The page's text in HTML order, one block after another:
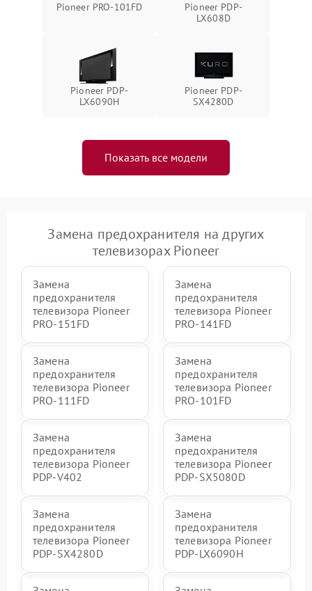
Pioneer PRO-101FD
Pioneer PDP-
LX608D
Pioneer PDP-
LX6090H
Pioneer PDP-
SX4280D
Показать все модели
Замена предохранителя на других
телевизорах Pioneer
Замена
предохранителя
телевизора Pioneer
PRO-151FD
Замена
предохранителя
телевизора Pioneer
PRO-141FD
Замена
предохранителя
телевизора Pioneer
PRO-111FD
Замена
предохранителя
телевизора Pioneer
PRO-101FD
Замена
предохранителя
телевизора Pioneer
PDP-V402
Замена
предохранителя
телевизора Pioneer
PDP-SX5080D
Замена
предохранителя
телевизора Pioneer
PDP-SX4280D
Замена
предохранителя
телевизора Pioneer
PDP-LX6090H